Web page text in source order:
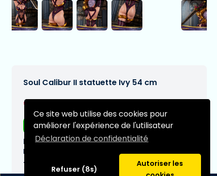
Ce site web utilise des cookies pour
améliorer l'expérience de l'utilisateur
Déclaration de confidentialité
Refuser (8s)
Autoriser les
Soul Calibur II statuette Ivy 54 cm
€604,97
Livraison gratuite
Date de livraison prévue:
N/A
Type: